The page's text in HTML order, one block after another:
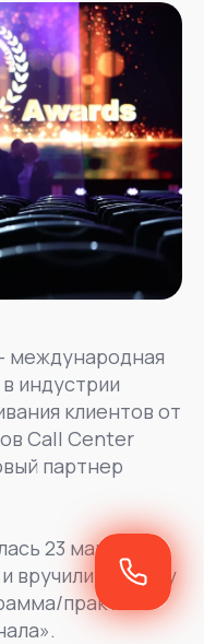
международная
индустрии
клиентов от
Call Center
партнер
23 марта. Мы
вручили награду
практика